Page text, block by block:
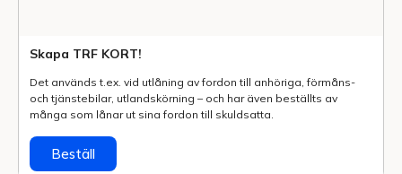
Skapa TRF KORT!
Det används t.ex. vid utlåning av fordon till anhöriga, förmåns-
och tjänstebilar, utlands­körning – och har även beställts av
många som lånar ut sina fordon till skuldsatta.
Beställ